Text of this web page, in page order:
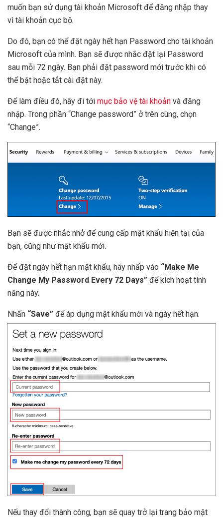
muốn bạn sử dụng tài khoản Microsoft để đăng nhập thay
vì tài khoản cục bộ.
Do đó, bạn có thể đặt ngày hết hạn Password cho tài khoản
Microsoft của mình. Bạn sẽ được nhắc đặt lại Password
sau mỗi 72 ngày. Bạn phải đặt password mới trước khi có
thể bật hoặc tắt cài đặt này.
Để làm điều đó, hãy đi tới mục bảo vệ tài khoản và đăng
nhập. Trong phần “Change password” ở trên cùng, chọn
“Change”.
Bạn sẽ được nhắc nhở để cung cấp mật khẩu hiện tại của
bạn, cũng như mật khẩu mới.
Để đặt ngày hết hạn mật khẩu, hãy nhấp vào “Make Me
Change My Password Every 72 Days” để kích hoạt tính
năng này.
Nhấn “Save” để áp dụng mật khẩu mới và ngày hết hạn.
Nếu thay đổi thành công, bạn sẽ quay trở lại trang bảo mật